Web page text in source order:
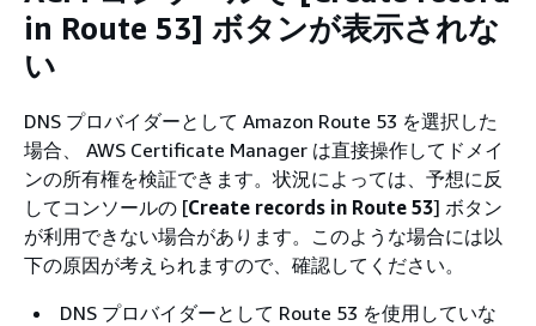
in Route 53] ボタンが表示されな
い
DNS プロバイダーとして Amazon Route 53 を選択した
場合、 AWS Certificate Manager は直接操作してドメイ
ンの所有権を検証できます。状況によっては、予想に反
してコンソールの [Create records in Route 53] ボタン
が利用できない場合があります。このような場合には以
下の原因が考えられますので、確認してください。
DNS プロバイダーとして Route 53 を使用していな